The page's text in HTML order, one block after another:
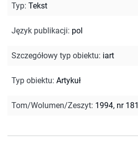
Typ: Tekst
Język publikacji: pol
Szczegółowy typ obiektu: iart
Typ obiektu: Artykuł
Tom/Wolumen/Zeszyt: 1994, nr 181